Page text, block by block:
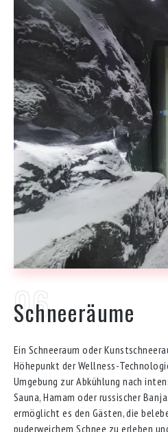
Schneeräume
Ein Schneeraum oder
Höhepunkt der Wellness-
Umgebung zur Abkühlung nach
Sauna, Hamam oder russischer
ermöglicht es den Gästen, die
puderweichem Schnee zu erleben